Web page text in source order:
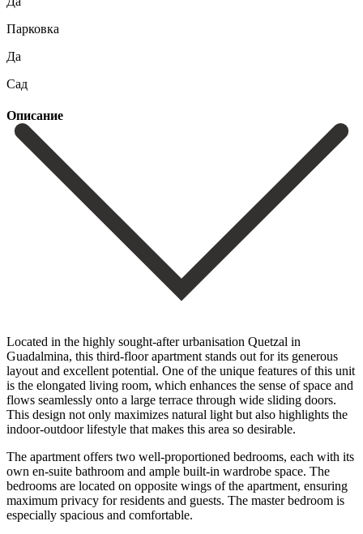
Парковка
Да
Сад
Описание
Located in the highly sought-after urbanisation Quetzal in
Guadalmina, this third-floor apartment stands out for its generous
layout and excellent potential. One of the unique features of this unit
is the elongated living room, which enhances the sense of space and
flows seamlessly onto a large terrace through wide sliding doors.
This design not only maximizes natural light but also highlights the
indoor-outdoor lifestyle that makes this area so desirable.
The apartment offers two well-proportioned bedrooms, each with its
own en-suite bathroom and ample built-in wardrobe space. The
bedrooms are located on opposite wings of the apartment, ensuring
maximum privacy for residents and guests. The master bedroom is
especially spacious and comfortable.